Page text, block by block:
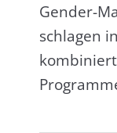
Gender-
schlagen